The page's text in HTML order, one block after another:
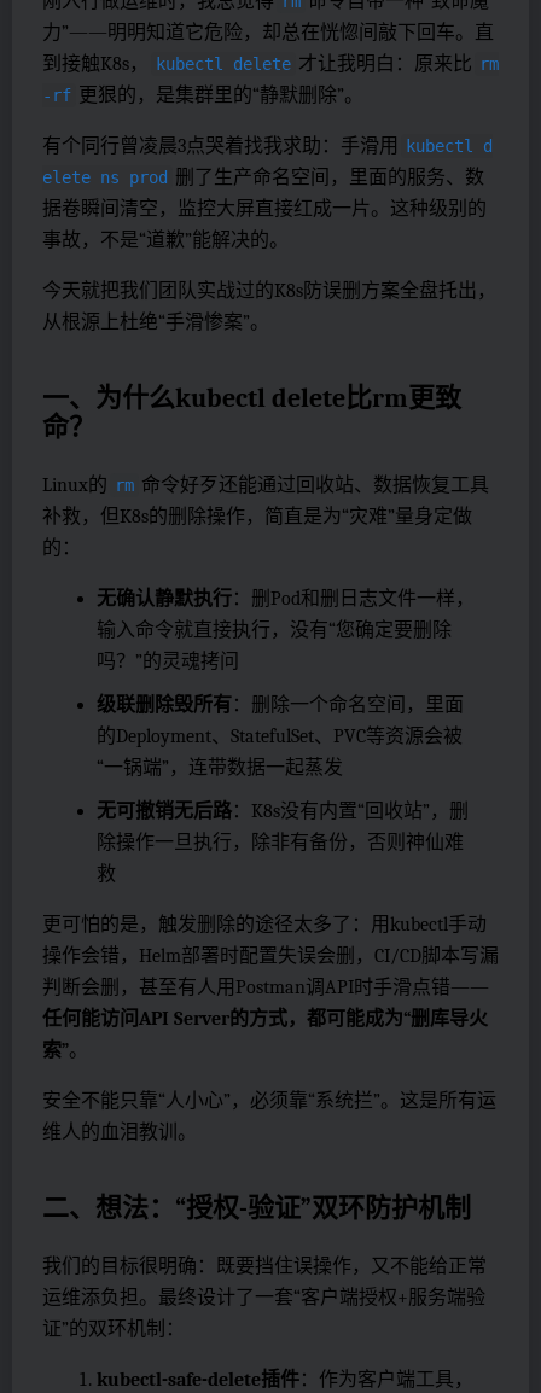
力”——明明知道它危险，却总在恍惚间敲下回车。直
到接触K8s，
kubectl delete 才让我明白：原来比 rm
-rf 更狠的，是集群里的“静默删除”。
有个同行曾凌晨3点哭着找我求助：手滑用
kubectl d
elete ns prod 删了生产命名空间，里面的服务、数
据卷瞬间清空，监控大屏直接红成一片。这种级别的
事故，不是“道歉”能解决的。
今天就把我们团队实战过的K8s防误删方案全盘托出，
从根源上杜绝“手滑惨案”。
一、为什么kubectl delete比rm更致
命？
Linux的 rm 命令好歹还能通过回收站、数据恢复工具
补救，但K8s的删除操作，简直是为“灾难”量身定做
的：
无确认静默执行：删Pod和删日志文件一样，
输入命令就直接执行，没有“您确定要删除
吗？”的灵魂拷问
级联删除毁所有：删除一个命名空间，里面
的Deployment、StatefulSet、PVC等资源会被
“一锅端”，连带数据一起蒸发
无可撤销无后路：K8s没有内置“回收站”，删
除操作一旦执行，除非有备份，否则神仙难
救
更可怕的是，触发删除的途径太多了：用kubectl手动
操作会错，Helm部署时配置失误会删，CI/CD脚本写漏
判断会删，甚至有人用Postman调API时手滑点错——
任何能访问API Server的方式，都可能成为“删库导火
索”。
安全不能只靠“人小心”，必须靠“系统拦”。这是所有运
维人的血泪教训。
二、想法：“授权-验证”双环防护机制
我们的目标很明确：既要挡住误操作，又不能给正常
运维添负担。最终设计了一套“客户端授权+服务端验
证”的双环机制：
kubectl-safe-delete插件：作为客户端工具，